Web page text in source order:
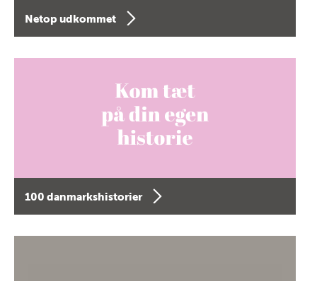
Netop udkommet
100 danmarkshistorier